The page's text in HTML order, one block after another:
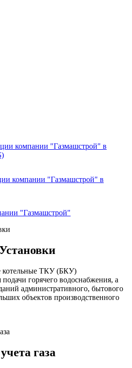
компании "Газмашстрой" в
компании "Газмашстрой" в
"Газмашстрой"
котельные ТКУ (БКУ)
горячего водоснабжения, а
административного, бытового
объектов производственного
газа